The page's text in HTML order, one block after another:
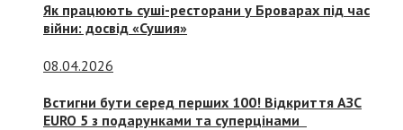
Як працюють суші-ресторани у Броварах під час
війни: досвід «Сушия»
08.04.2026
Встигни бути серед перших 100! Відкриття АЗС
EURO 5 з подарунками та суперцінами